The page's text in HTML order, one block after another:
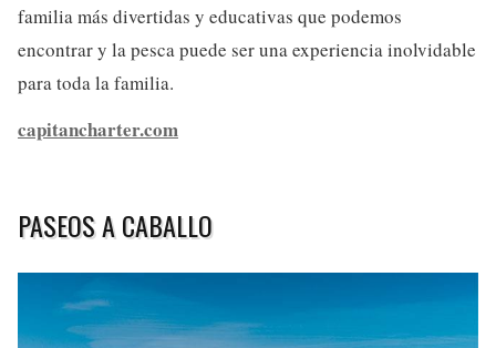
familia más divertidas y educativas que podemos
encontrar y la pesca puede ser una experiencia inolvidable
para toda la familia.
capitancharter.com
PASEOS A CABALLO